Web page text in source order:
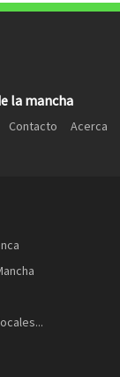
la mancha
Contacto
Acerca